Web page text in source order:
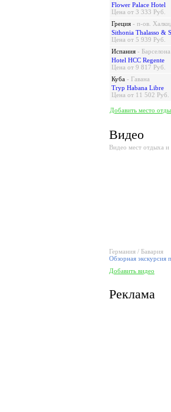
Flower Palace Hotel
Цена от 3 333 Руб.
Греция - п-ов.
Sithonia Thalasso &
Цена от 5 939 Руб.
Испания - Барселона
Hotel HCC Regente
Цена от 9 817 Руб.
Куба - Гавана
Tryp Habana Libre
Цена от 11 502 Руб.
Добавить место
Видео
Видео мест отдыха и
Германия / Бавария
Обзорная экскурсия
Добавить видео
Реклама